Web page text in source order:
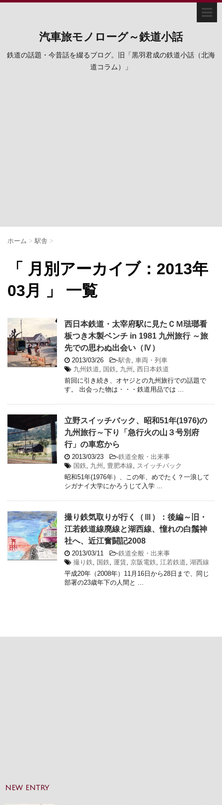
汽車旅モノローグ～鉄道小話
鉄道の話題・今昔話を綴るブログ。旧「黒羽君成の鉄道小話（北海
道コラム）」
ホーム > 駅舎 >
「 月別アーカイブ：2013年
03月 」 一覧
西日本鉄道・太宰府駅に見たＣＭ琺瑯看
板つき木製ベンチ in 1981 九州旅行 ～旅
先での思わぬ出会い（Ⅳ）
2013/03/26 -駅舎 車両・列車
九州鉄道
国鉄 九州
西日本鉄道
前回に引き続き、オヤジとの九州旅行での話題で
す。 出会った物は・・・鉄道用品では ...
立野スイッチバック、昭和51年(1976)の
九州旅行～下り「急行火の山３号別府
行」の車窓から
2013/03/23 -鉄道全般・出来事
国鉄
九州 豊肥本線
スイッチバック
昭和51年(1976年）、この年、めでたく？一浪して
シガナイ大学にかろうじて入学 ...
撮り鉄気取りが行く（Ⅲ）：後編～旧・
江若鉄道線廃線と湖西線、憧れの白鬚神
社へ、近江奮闘記2008
2013/03/11 -鉄道全般・出来事
撮り鉄
国鉄 運賃 京阪電鉄 江若鉄道 湖西線
平成20年（2008年）11月16日から28日まで、同じ
部署の23歳年下の人間と ...
NEW ENTRY